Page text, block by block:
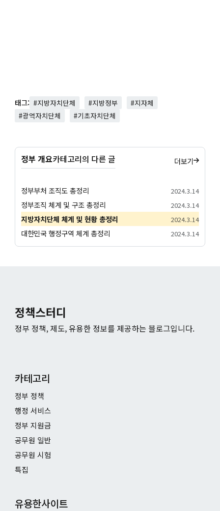
태그: #지방자치단체 #지방정부
#지자체
#광역자치단체
#기초자치단체
정부 개요카테고리의 다른 글 더보기
정부부처 조직도 총정리 2024.3.14
정부조직 체계 및 구조 총정리 2024.3.14
지방자치단체 체계 및 현황 총정리 2024.3.14
대한민국 행정구역 체계 총정리 2024.3.14
정책스터디
정부 정책, 제도, 유용한 정보를 제공하는 블로그입니다.
카테고리
정부 정책
행정 서비스
정부 지원금
공무원 일반
공무원 시험
특집
유용한사이트